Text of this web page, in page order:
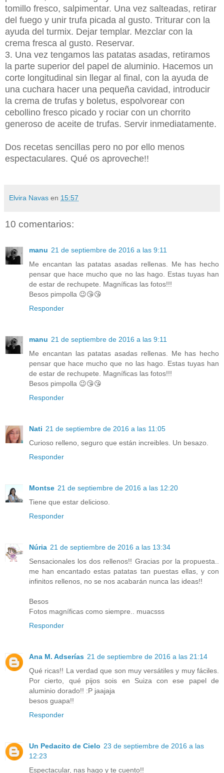
tomillo fresco, salpimentar. Una vez salteadas, retirar
del fuego y unir trufa picada al gusto. Triturar con la
ayuda del turmix. Dejar templar. Mezclar con la
crema fresca al gusto. Reservar.
3. Una vez tengamos las patatas asadas, retiramos
la parte superior del papel de aluminio. Hacemos un
corte longitudinal sin llegar al final, con la ayuda de
una cuchara hacer una pequeña cavidad, introducir
la crema de trufas y boletus, espolvorear con
cebollino fresco picado y rociar con un chorrito
generoso de aceite de trufas. Servir inmediatamente.
Dos recetas sencillas pero no por ello menos
espectaculares. Qué os aproveche!!
Elvira Navas en 15:57
10 comentarios:
manu 21 de septiembre de 2016 a las 9:11
Me encantan las patatas asadas rellenas. Me has hecho
pensar que hace mucho que no las hago. Estas tuyas han
de estar de rechupete. Magníficas las fotos!!!
Besos pimpolla 😉😘😘
Responder
manu 21 de septiembre de 2016 a las 9:11
Me encantan las patatas asadas rellenas. Me has hecho
pensar que hace mucho que no las hago. Estas tuyas han
de estar de rechupete. Magníficas las fotos!!!
Besos pimpolla 😉😘😘
Responder
Nati 21 de septiembre de 2016 a las 11:05
Curioso relleno, seguro que están increibles. Un besazo.
Responder
Montse 21 de septiembre de 2016 a las 12:20
Tiene que estar delicioso.
Responder
Núria 21 de septiembre de 2016 a las 13:34
Sensacionales los dos rellenos!! Gracias por la propuesta..
me han encantado estas patatas tan puestas ellas, y con
infinitos rellenos, no se nos acabarán nunca las ideas!!
Besos
Fotos magníficas como siempre.. muacsss
Responder
Ana M. Adserías 21 de septiembre de 2016 a las 21:14
Qué ricas!! La verdad que son muy versátiles y muy fáciles.
Por cierto, qué pijos sois en Suiza con ese papel de
aluminio dorado!! :P jaajaja
besos guapa!!
Responder
Un Pedacito de Cielo 23 de septiembre de 2016 a las
12:23
Espectacular, nas hago y te cuento!!